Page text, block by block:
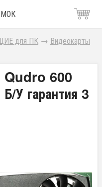
для ПК → Видеокарты
Qudro 600
У гарантия 3